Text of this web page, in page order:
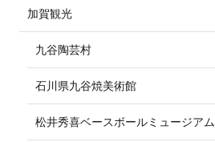
加賀観光
九谷陶芸村
石川県九谷焼美術館
松井秀喜ベースボールミュージアム